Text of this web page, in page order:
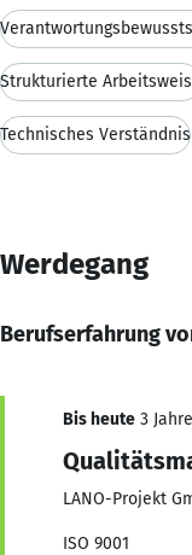
Strukturierte
Technisches Verständnis
Werdegang
Berufserfahrung
Bis heute 3
LANO-Projekt
ISO 9001